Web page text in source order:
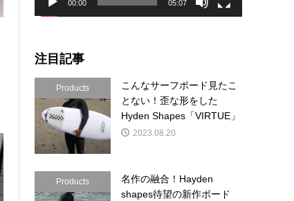
00:00 05:07
注目記事
Products
こんなサーフボード見たこ
とない！歪な形をした
Hyden Shapes「VIRTUE」
2023.08.20
Products
名作の融合！Hayden
shapes待望の新作ボード